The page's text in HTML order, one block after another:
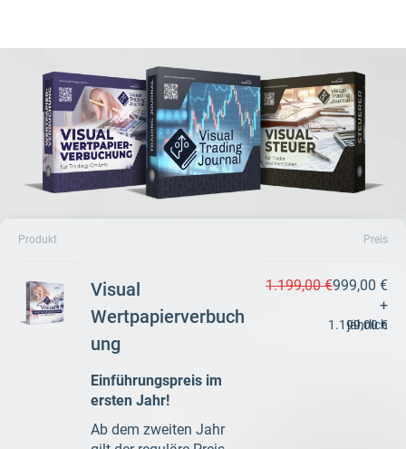
Produkt Preis
Visual
Wertpapierverbuch
ung
Einführungspreis im
ersten Jahr!
Ab dem zweiten Jahr
1.199,00 €999,00 €
+
1.199,00 €
jährlich